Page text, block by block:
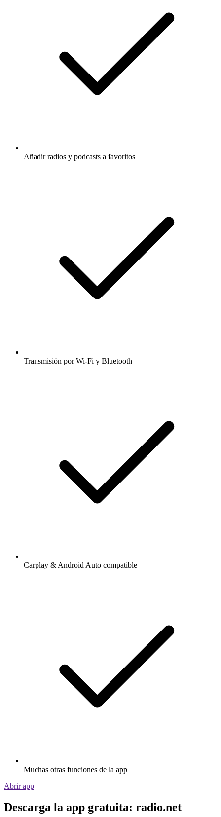
Añadir radios y podcasts a favoritos
Transmisión por Wi-Fi y Bluetooth
Carplay & Android Auto compatible
Muchas otras funciones de la app
Abrir app
Descarga la app gratuita: radio.net